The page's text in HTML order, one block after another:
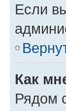
Если
Как
Рядом